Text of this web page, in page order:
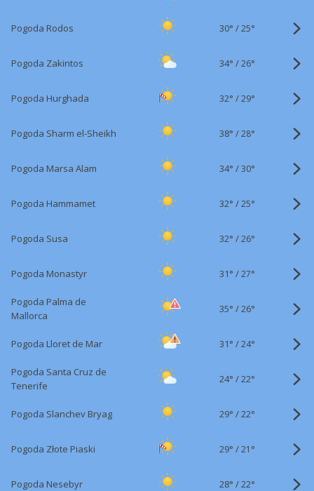
Pogoda Rodos 30° /25°
Pogoda Zakintos 34° /26°
Pogoda Hurghada 32° /29°
Pogoda Sharm el-Sheikh 38° /28°
Pogoda Marsa Alam 34° /30°
Pogoda Hammamet 32° /25°
Pogoda Susa 32° /26°
Pogoda Monastyr 31° /27°
Pogoda Palma de
Mallorca
35° /26°
Pogoda Lloret de Mar 31° /24°
Pogoda Santa Cruz de
Tenerife
24° /22°
Pogoda Slanchev Bryag 29° /22°
Pogoda Złote Piaski 29° /21°
Pogoda Nesebyr 28° /22°